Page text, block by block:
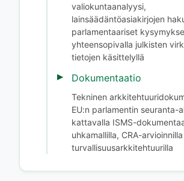
valiokuntaanalyysi,
lainsäädäntöasiakirjojen
parlamentaariset
yhteensopivalla julkisten
tietojen käsittelyllä
Dokumentaatio
Tekninen
EU:n parlamentin seuranta-
kattavalla ISMS-
uhkamallilla, CRA-arvioinnilla
turvallisuusarkkitehtuurilla